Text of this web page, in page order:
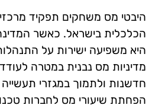
היבטי מס משחקים תפקיד
הכלכלית בישראל. כאשר
היא משפיעה ישירות על
מדיניות מס נבנית במטרה
חדשנות ולתמוך במגזרי
הפחתת שיעורי מס לחברות